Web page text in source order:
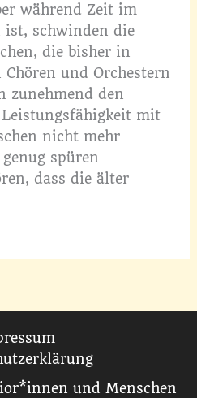
während Zeit im
ist, schwinden die
die bisher in
und Orchestern
zunehmend den
mit
nicht mehr
spüren
dass die älter
und Menschen